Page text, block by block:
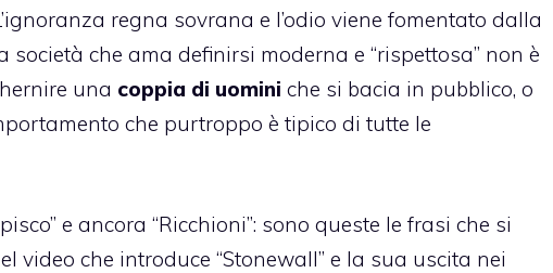
regna sovrana e l’odio viene fomentato dalla
società che ama definirsi moderna e “rispettosa” non è
una coppia di uomini che si bacia in pubblico, o
che purtroppo è tipico di tutte le
e ancora “Ricchioni”: sono queste le frasi che si
video che introduce “Stonewall” e la sua uscita nei